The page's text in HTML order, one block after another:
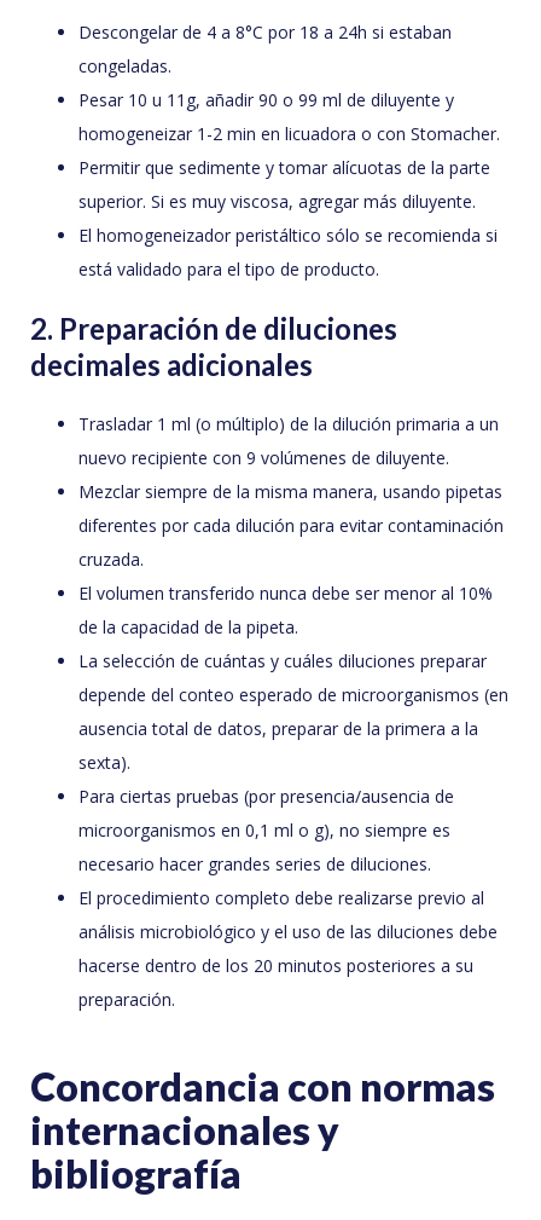
Descongelar de 4 a 8°C por 18 a 24h si estaban
congeladas.
Pesar 10 u 11g, añadir 90 o 99 ml de diluyente y
homogeneizar 1-2 min en licuadora o con Stomacher.
Permitir que sedimente y tomar alícuotas de la parte
superior. Si es muy viscosa, agregar más diluyente.
El homogeneizador peristáltico sólo se recomienda si
está validado para el tipo de producto.
2. Preparación de diluciones
decimales adicionales
Trasladar 1 ml (o múltiplo) de la dilución primaria a un
nuevo recipiente con 9 volúmenes de diluyente.
Mezclar siempre de la misma manera, usando pipetas
diferentes por cada dilución para evitar contaminación
cruzada.
El volumen transferido nunca debe ser menor al 10%
de la capacidad de la pipeta.
La selección de cuántas y cuáles diluciones preparar
depende del conteo esperado de microorganismos (en
ausencia total de datos, preparar de la primera a la
sexta).
Para ciertas pruebas (por presencia/ausencia de
microorganismos en 0,1 ml o g), no siempre es
necesario hacer grandes series de diluciones.
El procedimiento completo debe realizarse previo al
análisis microbiológico y el uso de las diluciones debe
hacerse dentro de los 20 minutos posteriores a su
preparación.
Concordancia con normas
internacionales y
bibliografía